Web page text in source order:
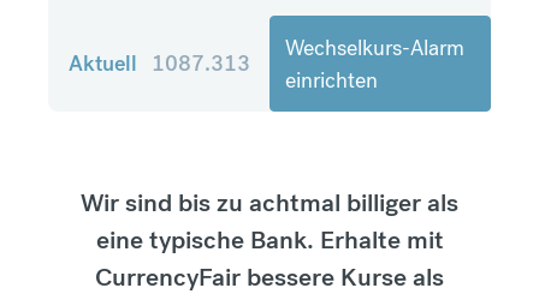
Aktuell 1087.313
Wechselkurs-Alarm
einrichten
Wir sind bis zu achtmal billiger als
eine typische Bank. Erhalte mit
CurrencyFair bessere Kurse als